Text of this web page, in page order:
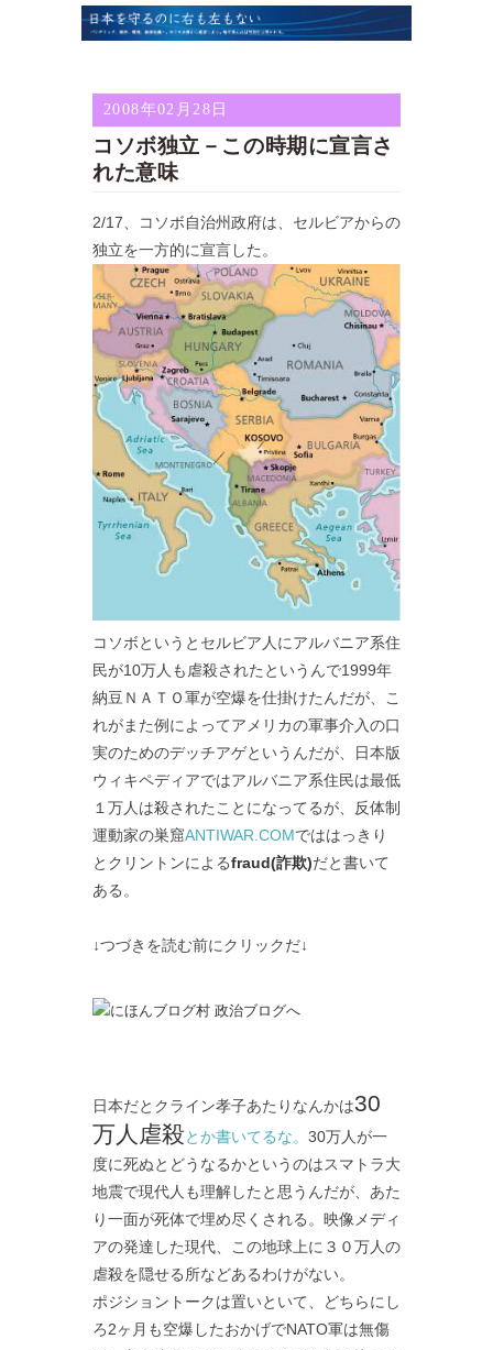
2008年02月28日
コソボ独立－この時期に宣言さ
れた意味
2/17、コソボ自治州政府は、セルビアからの
独立を一方的に宣言した。
コソボというとセルビア人にアルバニア系住
民が10万人も虐殺されたというんで1999年
納豆ＮＡＴＯ軍が空爆を仕掛けたんだが、こ
れがまた例によってアメリカの軍事介入の口
実のためのデッチアゲというんだが、日本版
ウィキペディアではアルバニア系住民は最低
１万人は殺されたことになってるが、反体制
運動家の巣窟ANTIWAR.COMでははっきり
とクリントンによるfraud(詐欺)だと書いて
ある。
↓つづきを読む前にクリックだ↓
日本だとクライン孝子あたりなんかは30
万人虐殺とか書いてるな。 30万人が一
度に死ぬとどうなるかというのはスマトラ大
地震で現代人も理解したと思うんだが、あた
り一面が死体で埋め尽くされる。映像メディ
アの発達した現代、この地球上に３０万人の
虐殺を隠せる所などあるわけがない。
ポジショントークは置いといて、どちらにし
ろ2ヶ月も空爆したおかげでNATO軍は無傷